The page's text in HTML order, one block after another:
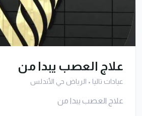
علاج العصب يبدا من
عيادات تاليا • الرياض حي الأندلس
علاج العصب يبدا من